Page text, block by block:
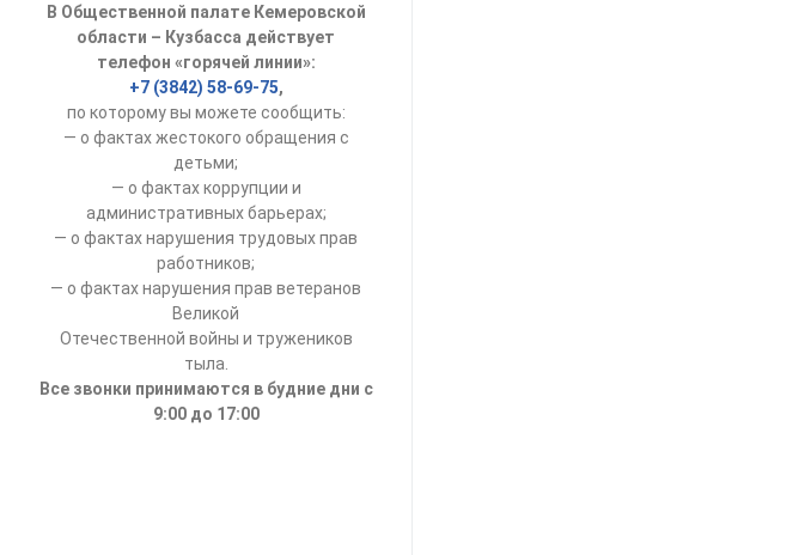
В Общественной палате Кемеровской
области – Кузбасса действует
телефон «горячей линии»:
+7 (3842) 58-69-75,
по которому вы можете сообщить:
— о фактах жестокого обращения с
детьми;
— о фактах коррупции и
административных барьерах;
— о фактах нарушения трудовых прав
работников;
— о фактах нарушения прав ветеранов
Великой
Отечественной войны и тружеников
тыла.
Все звонки принимаются в будние дни с
9:00 до 17:00